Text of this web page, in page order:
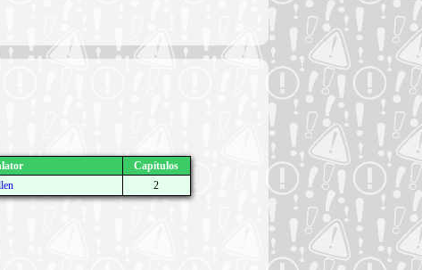
Capítulos
2